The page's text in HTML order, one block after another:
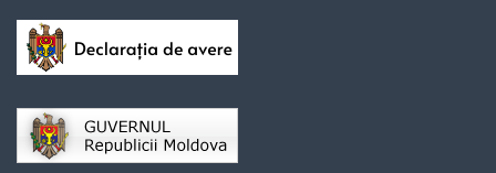
Păstrarea
bunurilor
Proiecte
în